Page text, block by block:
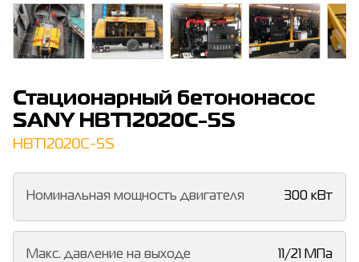
Стационарный бетононасос
SANY HBT12020C-5S
HBT12020C-5S
Номинальная мощность двигателя 300 кВт
Макс. давление на выходе 11/21 МПа